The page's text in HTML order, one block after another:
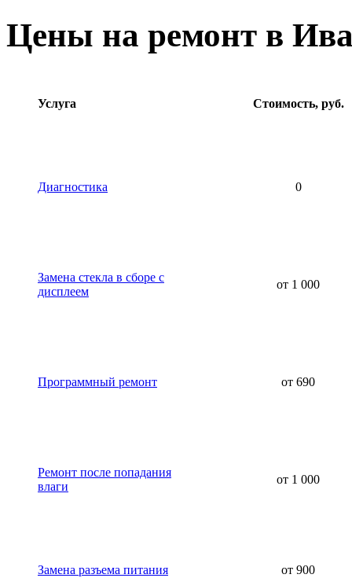
Цены на ремонт в
Услуга Стоимость, руб.
Диагностика 0
Замена стекла в сборе с
дисплеем
от 1 000
Программный ремонт от 690
Ремонт после попадания
влаги
от 1 000
Замена разъема питания от 900